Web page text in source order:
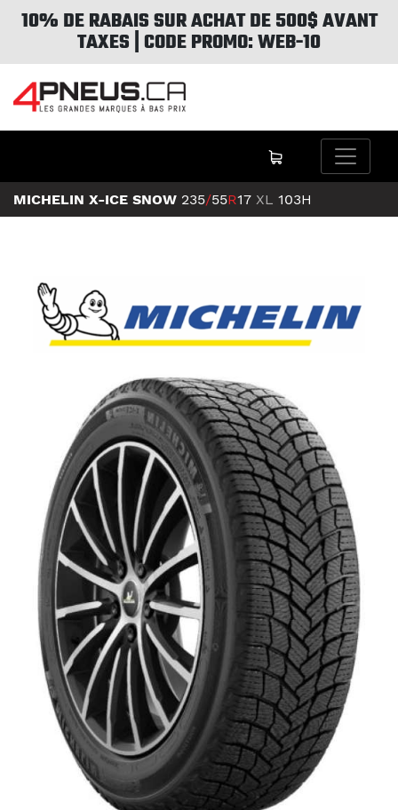
10% DE RABAIS SUR ACHAT DE 500$ AVANT
TAXES | CODE PROMO: WEB-10
MICHELIN X-ICE SNOW 235/55R17 XL 103H